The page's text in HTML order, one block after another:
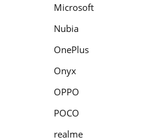
Microsoft
Nubia
OnePlus
Onyx
OPPO
POCO
realme